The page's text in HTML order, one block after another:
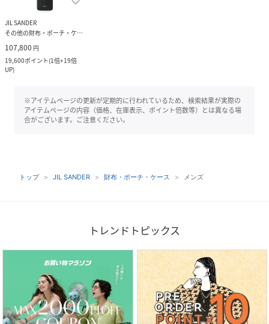
JIL SANDER
その他の財布・ポーチ・ケース
107,800 円
19,600ポイント(1倍+19倍
UP)
※アイテムページの更新が定期的に行われているため、検索結果が実際の
アイテムページの内容（価格、在庫表示、ポイント倍数等）とは異なる場
合がございます。ご注意ください。
トップ JIL SANDER 財布・ポーチ・ケース メンズ
トレンドトピックス